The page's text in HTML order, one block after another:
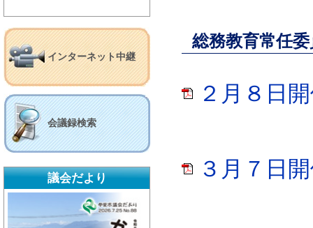
インターネット中継
会議録検索
議会だより
総務教育常任
２月８日
３月７日